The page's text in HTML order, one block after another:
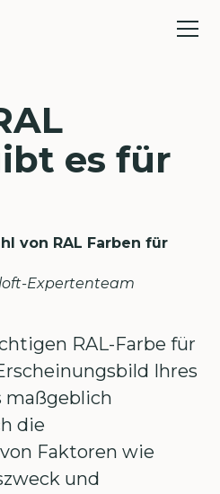
es für
von RAL Farben für
Expertenteam
RAL-Farbe für
Ihres
maßgeblich
die
Faktoren wie
und